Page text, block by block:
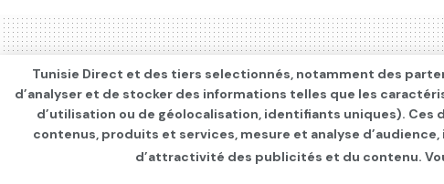
Tunisie Direct et des tiers selectionnés, notamment des
d’analyser et de stocker des informations telles que les
d’utilisation ou de géolocalisation, identifiants uniques).
contenus, produits et services, mesure et analyse
d’attractivité des publicités et du contenu.